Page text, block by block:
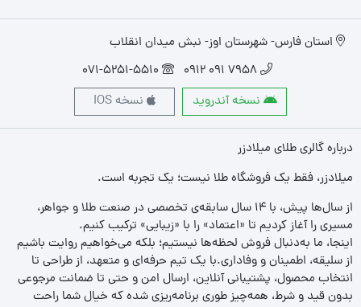
استان فارس- شهرستان اوز- نبش میدان انقلاب
7958 091 0912
071-5251-5510
نسخه آندروید
نسخه IOS
درباره گالری طلای میلادزر
میلادزر، فقط یک فروشگاه طلا نیست؛ یک تجربه‌ است.
از سال‌ها پیش، با ۱۴ سال سابقه‌ی تخصصی در صنعت طلا و جواهر،
مسیری را آغاز کردیم تا «اعتماد» را با «زیبایی» ترکیب کنیم.
اینجا، ما به‌دنبال فروش لحظه‌ها نیستیم؛ بلکه می‌خواهیم روایت باشیم
از سلیقه، اطمینان و وفاداری.با یک تیم حرفه‌ای و متعهد، از طراحی تا
انتخاب محصول، پشتیبانی آنلاین، ارسال امن و حتی تا ضمانت مرجوعی
بدون قید و شرط، همه‌چیز طوری برنامه‌ریزی شده که خیال شما راحت